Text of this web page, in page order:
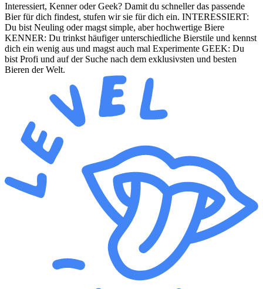
Interessiert, Kenner oder Geek? Damit du schneller das passende
Bier für dich findest, stufen wir sie für dich ein. INTERESSIERT:
Du bist Neuling oder magst simple, aber hochwertige Biere
KENNER: Du trinkst häufiger unterschiedliche Bierstile und kennst
dich ein wenig aus und magst auch mal Experimente GEEK: Du
bist Profi und auf der Suche nach dem exklusivsten und besten
Bieren der Welt.